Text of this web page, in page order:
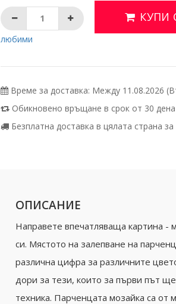
КУПИ
любими
Време за доставка: Между 11.08.2026
Обикновено връщане в срок от 30 дена
Безплатна доставка в цялата страна
ОПИСАНИЕ
Направете впечатляваща картина -
си. Мястото на залепване на
различна цифра за различните
дори за тези, които за първи път
техника. Парченцата мозайка са от